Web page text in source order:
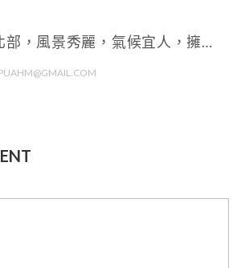
部，風景秀麗，氣候宜人，擁…